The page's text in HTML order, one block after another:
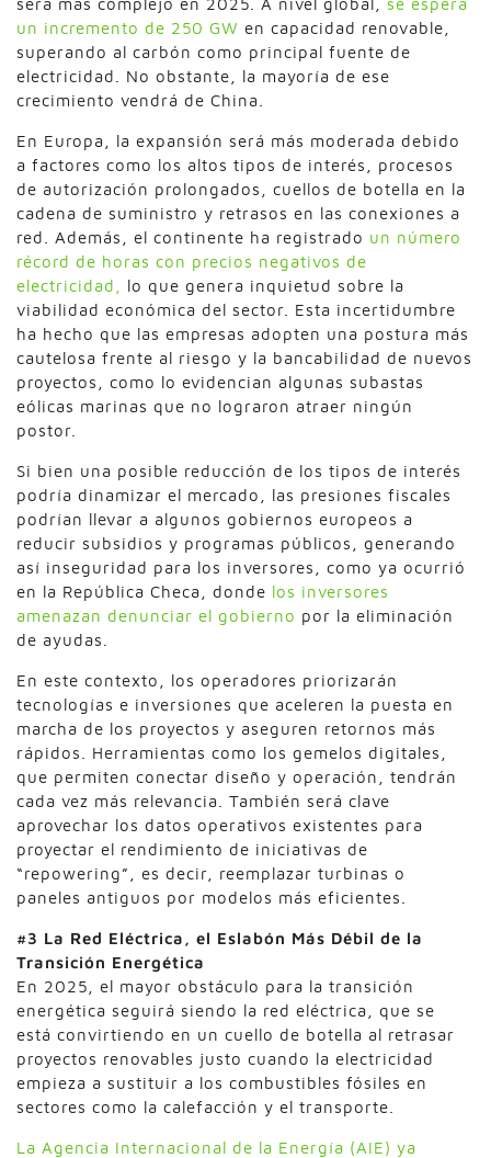
un incremento de 250 GW en capacidad renovable,
superando al carbón como principal fuente de
electricidad. No obstante, la mayoría de ese
crecimiento vendrá de China.
En Europa, la expansión será más moderada debido
a factores como los altos tipos de interés, procesos
de autorización prolongados, cuellos de botella en la
cadena de suministro y retrasos en las conexiones a
red. Además, el continente ha registrado un número
récord de horas con precios negativos de
electricidad,
lo que genera inquietud sobre la
viabilidad económica del sector. Esta incertidumbre
ha hecho que las empresas adopten una postura más
cautelosa frente al riesgo y la bancabilidad de nuevos
proyectos, como lo evidencian algunas subastas
eólicas marinas que no lograron atraer ningún
postor.
Si bien una posible reducción de los tipos de interés
podría dinamizar el mercado, las presiones fiscales
podrían llevar a algunos gobiernos europeos a
reducir subsidios y programas públicos, generando
así inseguridad para los inversores, como ya ocurrió
en la República Checa, donde los inversores
amenazan denunciar el gobierno por la eliminación
de ayudas.
En este contexto, los operadores priorizarán
tecnologías e inversiones que aceleren la puesta en
marcha de los proyectos y aseguren retornos más
rápidos. Herramientas como los gemelos digitales,
que permiten conectar diseño y operación, tendrán
cada vez más relevancia. También será clave
aprovechar los datos operativos existentes para
proyectar el rendimiento de iniciativas de
“repowering”, es decir, reemplazar turbinas o
paneles antiguos por modelos más eficientes.
#3 La Red Eléctrica, el Eslabón Más Débil de la
Transición Energética
En 2025, el mayor obstáculo para la transición
energética seguirá siendo la red eléctrica, que se
está convirtiendo en un cuello de botella al retrasar
proyectos renovables justo cuando la electricidad
empieza a sustituir a los combustibles fósiles en
sectores como la calefacción y el transporte.
La Agencia Internacional de la Energía (AIE) ya